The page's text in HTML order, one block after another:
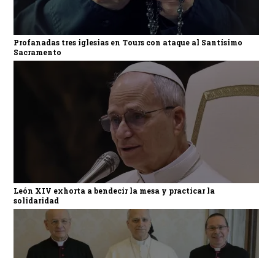
Profanadas tres iglesias en Tours con ataque al Santísimo
Sacramento
León XIV exhorta a bendecir la mesa y practicar la
solidaridad